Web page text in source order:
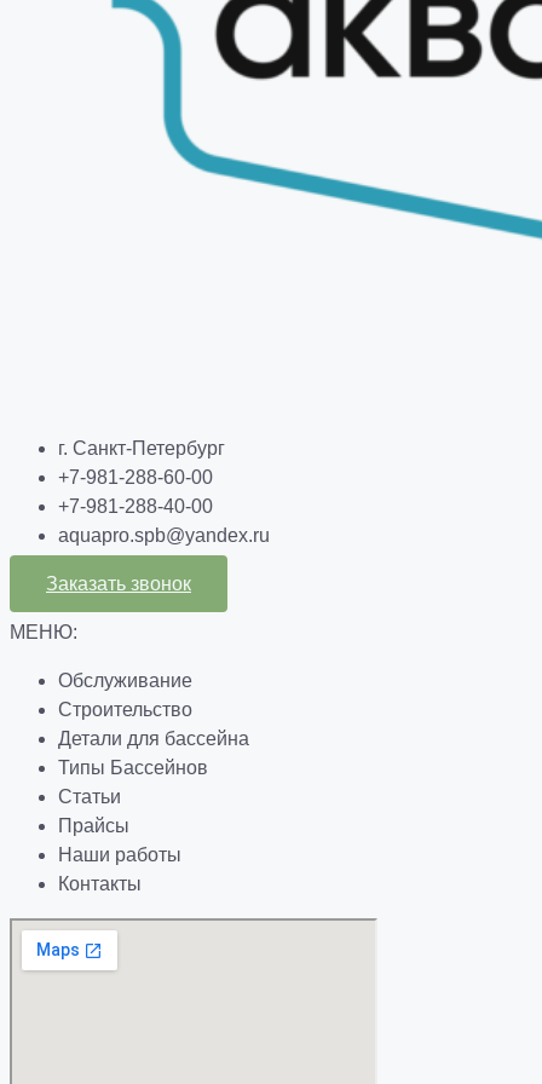
г. Санкт-Петербург
+7-981-288-60-00
+7-981-288-40-00
aquapro.spb@yandex.ru
Заказать звонок
МЕНЮ:
Обслуживание
Строительство
Детали для бассейна
Типы Бассейнов
Статьи
Прайсы
Наши работы
Контакты